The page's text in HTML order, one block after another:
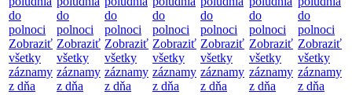
do
polnoci
Zobraziť
všetky
záznamy
z dňa
do
polnoci
Zobraziť
všetky
záznamy
z dňa
do
polnoci
Zobraziť
všetky
záznamy
z dňa
do
polnoci
Zobraziť
všetky
záznamy
z dňa
do
polnoci
Zobraziť
všetky
záznamy
z dňa
do
polnoci
Zobraziť
všetky
záznamy
z dňa
do
polnoci
Zobraziť
všetky
záznamy
z dňa